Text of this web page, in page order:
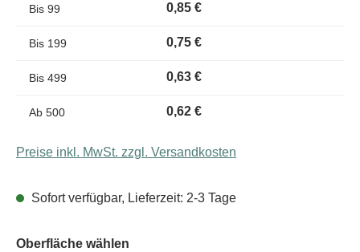
Bis 99 0,85 €
Bis 199 0,75 €
Bis 499 0,63 €
Ab 500 0,62 €
Preise inkl. MwSt. zzgl. Versandkosten
Sofort verfügbar, Lieferzeit: 2-3 Tage
Oberfläche wählen